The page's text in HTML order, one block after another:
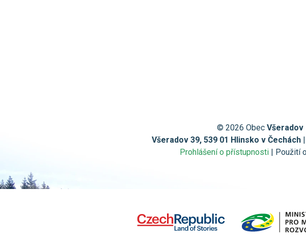
© 2026 Obec Všeradov
Všeradov 39, 539 01 Hlinsko v Čechách
Prohlášení o přístupnosti | Použití